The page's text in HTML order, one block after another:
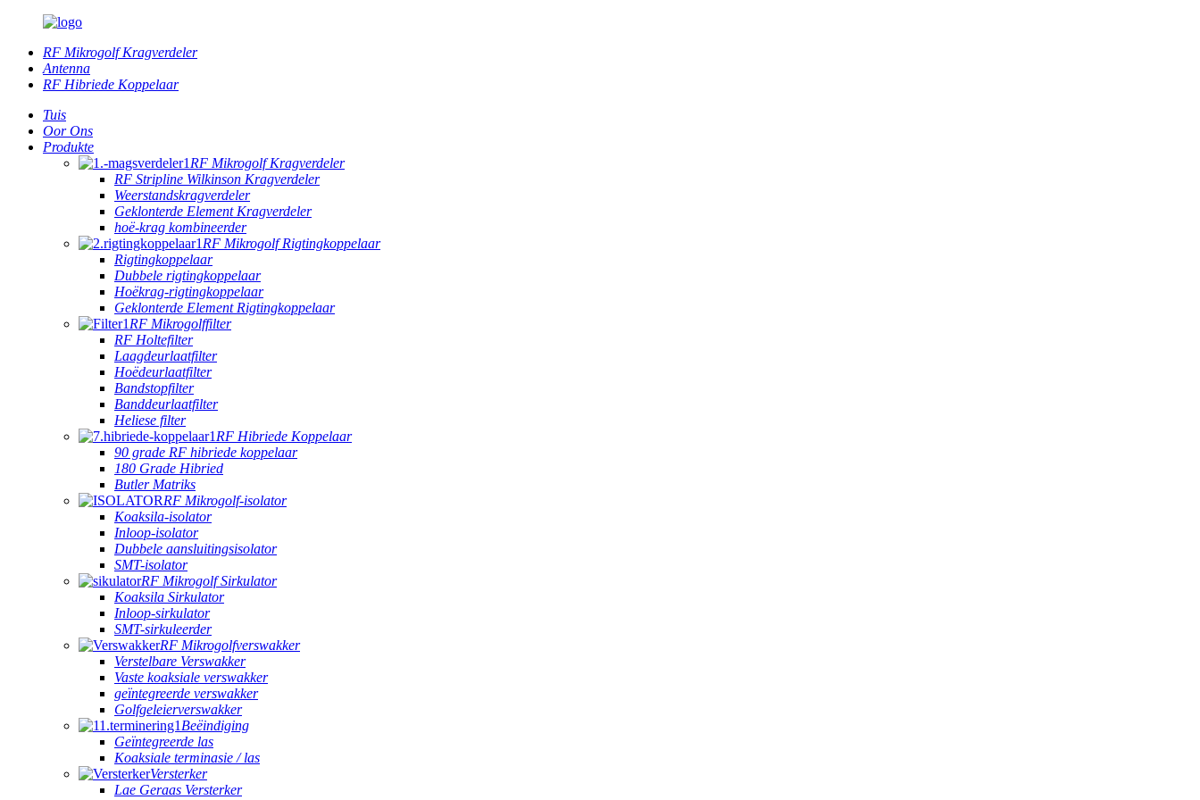
RF Mikrogolf Kragverdeler
Antenna
RF Hibriede Koppelaar
Tuis
Oor Ons
Produkte
RF Mikrogolf Kragverdeler
RF Stripline Wilkinson Kragverdeler
Weerstandskragverdeler
Geklonterde Element Kragverdeler
hoë-krag kombineerder
RF Mikrogolf Rigtingkoppelaar
Rigtingkoppelaar
Dubbele rigtingkoppelaar
Hoëkrag-rigtingkoppelaar
Geklonterde Element Rigtingkoppelaar
RF Mikrogolffilter
RF Holtefilter
Laagdeurlaatfilter
Hoëdeurlaatfilter
Bandstopfilter
Banddeurlaatfilter
Heliese filter
RF Hibriede Koppelaar
90 grade RF hibriede koppelaar
180 Grade Hibried
Butler Matriks
RF Mikrogolf-isolator
Koaksila-isolator
Inloop-isolator
Dubbele aansluitingsisolator
SMT-isolator
RF Mikrogolf Sirkulator
Koaksila Sirkulator
Inloop-sirkulator
SMT-sirkuleerder
RF Mikrogolfverswakker
Verstelbare Verswakker
Vaste koaksiale verswakker
geïntegreerde verswakker
Golfgeleierverswakker
Beëindiging
Geïntegreerde las
Koaksiale terminasie / las
Versterker
Lae Geraas Versterker